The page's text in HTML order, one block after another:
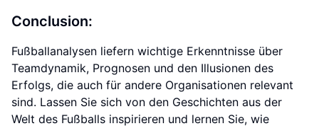
Conclusion:
Fußballanalysen liefern wichtige Erkenntnisse über
Teamdynamik, Prognosen und den Illusionen des
Erfolgs, die auch für andere Organisationen relevant
sind. Lassen Sie sich von den Geschichten aus der
Welt des Fußballs inspirieren und lernen Sie, wie